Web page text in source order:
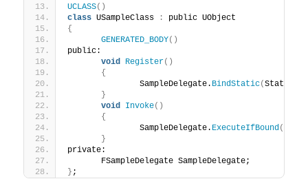
UCLASS()
class USampleClass :
public UObject
{
GENERATED_BODY()
public:
void Register()
{
		SampleDelegate.
BindStatic(
}
void Invoke()
{
		SampleDelegate.
ExecuteIfBound()
}
private:
	FSampleDelegate SampleDelegate;
} ;